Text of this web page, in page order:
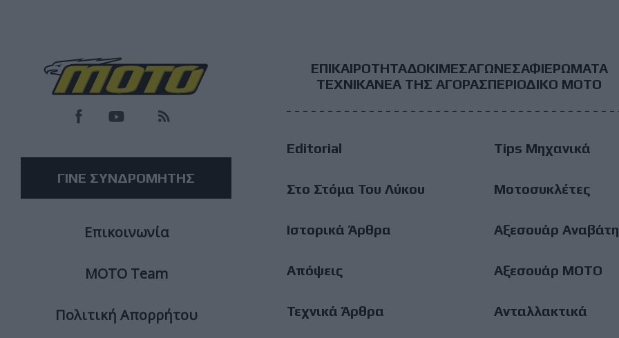
ΓΙΝΕ ΣΥΝΔΡΟΜΗΤΗΣ
Επικοινωνία
ΜΟΤΟ Team
Πολιτική Απορρήτου
Footer
Main
Menu
ΕΠΙΚΑΙΡΟΤΗΤΑΔΟΚΙΜΕΣΑΓΩΝΕΣΑΦΙΕΡΩΜΑΤΑ
ΤΕΧΝΙΚΑΝΕΑ ΤΗΣ ΑΓΟΡΑΣΠΕΡΙΟΔΙΚΟ ΜΟΤΟ
Editorial
Στο Στόμα Του Λύκου
Ιστορικά Άρθρα
Απόψεις
Τεχνικά Άρθρα
Tips Μηχανικά
Μοτοσυκλέτες
Αξεσουάρ Αναβάτη
Αξεσουάρ ΜΟΤΟ
Ανταλλακτικά